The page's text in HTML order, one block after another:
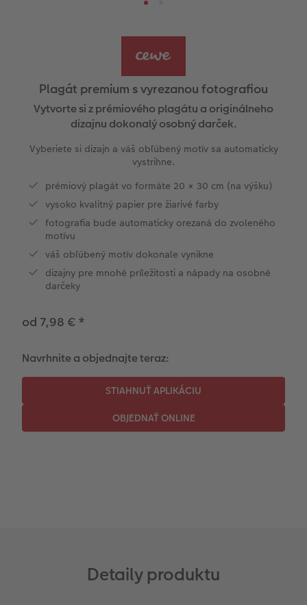
Panoramatické stránky
Inšpirácie
Ukážky fotokníh
Záruka spokojnosti
Art Collection
Svadobná fotokniha
Novinky
Fotografie s dizajnom na počkanie
Fotopásiky na počkanie
Pohľadnice na počkanie
Fotosety na počkanie
Viacdielne fotografie na počkanie
Plagát na počkanie
Koláže na počkanie
CEWE foto ihneď
Fotografie na doklady
Little fotografie
Fotky Nature
Art printy
Veľké formáty na fotopapieri
Fotobox
Novinky
Svadobná tabuľa
Fotokoláž
Viacdielny formát
Gallery Print
Akrylátové sklo
Hliníková platňa
Foto na dreve
CEWE myPhotos
Plagát premium s vyrezanou fotografiou
Domáci miláčikovia
Hračky
Škola a kancelária
Darčeková krabička
Art printy
CEWE FOTOKNIHA Kids
CEWE myPhotos
CEWE myPhotos
Novinky
Cardholder
Novinky
Pohľadnice Klasik
Fotoblahoželanie
Detské blahoželania
Poďakovanie
Ďalšie udalosti
Vianočné pohľadnice
CEWE myPhotos
Fototipy
Cestovanie
DIY
Fotosúťaže
Plagát premium s vyrezanou fotografiou
Vytvorte si z prémiového plagátu a originálneho
dizajnu dokonalý osobný darček.
Vyberiete si dizajn a váš obľúbený motív sa automaticky
vystrihne.
prémiový plagát vo formáte 20 × 30 cm (na výšku)
vysoko kvalitný papier pre žiarivé farby
fotografia bude automaticky orezaná do zvoleného
motívu
váš obľúbený motív dokonale vynikne
dizajny pre mnohé príležitosti a nápady na osobné
darčeky
od 7,98 € *
Navrhnite a objednajte teraz:
Detaily produktu